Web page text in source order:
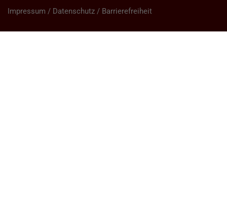
Impressum / Datenschutz / Barrierefreiheit